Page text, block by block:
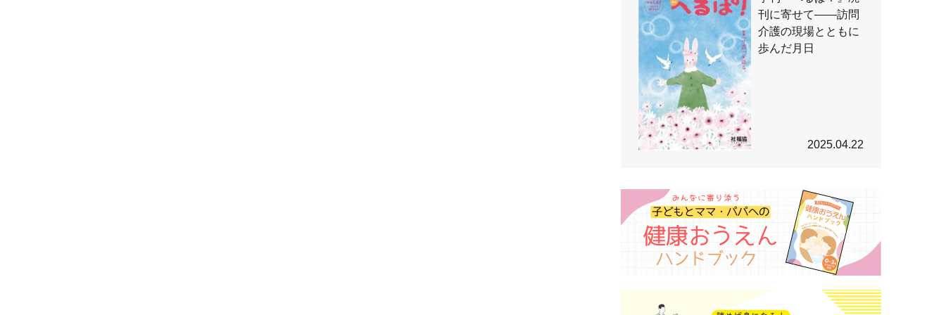
刊に寄せて――訪問
介護の現場とともに
歩んだ月日
2025.04.22